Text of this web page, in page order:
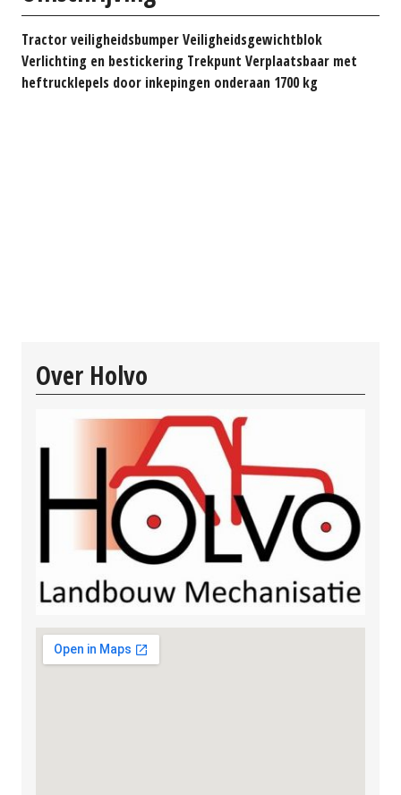
Tractor veiligheidsbumper Veiligheidsgewichtblok
Verlichting en bestickering Trekpunt Verplaatsbaar met
heftrucklepels door inkepingen onderaan 1700 kg
Over Holvo